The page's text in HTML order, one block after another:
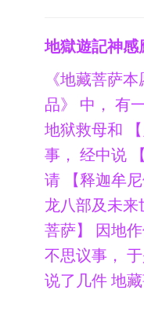
地獄遊記神感
《地藏菩萨
品》 中， 有
地狱救母和
事， 经中说
请 【释迦牟
龙八部及未来
菩萨】 因地
不思议事，
说了几件 地